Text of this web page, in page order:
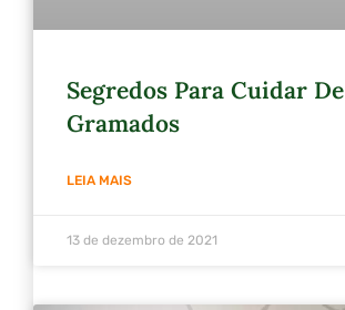
Segredos Para Cuidar De
Gramados
LEIA MAIS
13 de dezembro de 2021